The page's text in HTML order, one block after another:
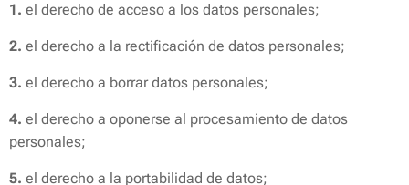
1. el derecho de acceso a los datos personales;
2. el derecho a la rectificación de datos personales;
3. el derecho a borrar datos personales;
4. el derecho a oponerse al procesamiento de datos
personales;
5. el derecho a la portabilidad de datos;